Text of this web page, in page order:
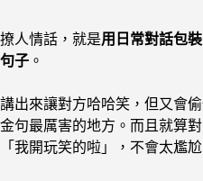
撩人情話，就是用日常對話包
句子 。
講出來讓對方哈哈笑，但又會
金句最厲害的地方。而且就算
「我開玩笑的啦」，不會太尷尬